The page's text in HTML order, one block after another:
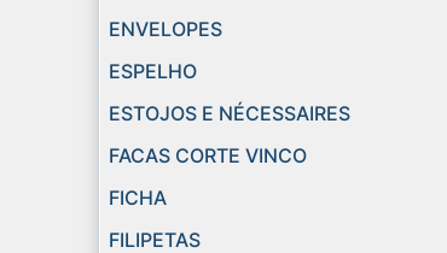
ENVELOPES
ESPELHO
ESTOJOS E NÉCESSAIRES
FACAS CORTE VINCO
FICHA
FILIPETAS